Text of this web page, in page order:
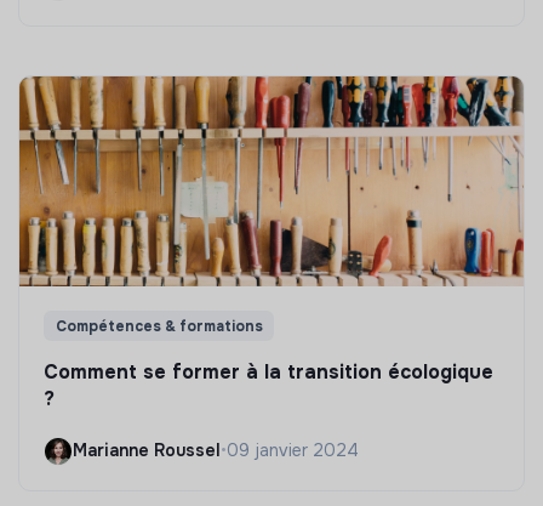
Compétences & formations
Comment se former à la transition écologique
?
Marianne Roussel •09 janvier 2024